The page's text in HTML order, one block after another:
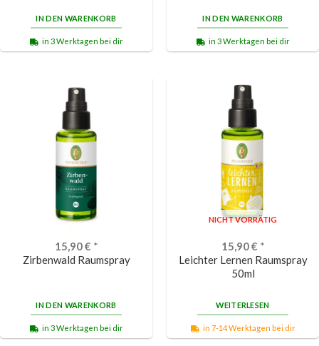
IN DEN WARENKORB
in 3 Werktagen bei dir
IN DEN WARENKORB
in 3 Werktagen bei dir
15,90€ *
Zirbenwald Raumspray
IN DEN WARENKORB
in 3 Werktagen bei dir
NICHT VORRÄTIG
15,90€ *
Leichter Lernen Raumspray
50ml
WEITERLESEN
in 7-14 Werktagen bei dir